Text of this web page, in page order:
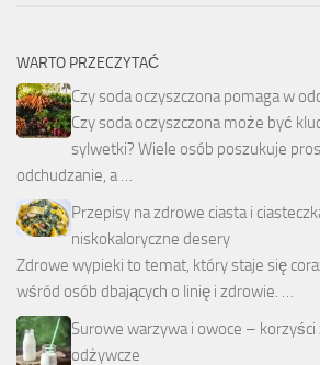
WARTO PRZECZYTAĆ
Czy soda oczyszczona pomaga w
Czy soda oczyszczona może być
sylwetki? Wiele osób poszukuje
odchudzanie, a …
Przepisy na zdrowe ciasta i
niskokaloryczne desery
Zdrowe wypieki to temat, który staje się
wśród osób dbających o linię i zdrowie. …
Surowe warzywa i owoce –
odżywcze